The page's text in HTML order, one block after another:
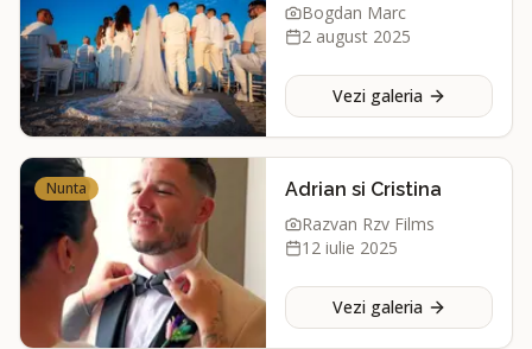
Bogdan Marc
2 august 2025
Vezi galeria
Nunta
Adrian si Cristina
Razvan Rzv Films
12 iulie 2025
Vezi galeria